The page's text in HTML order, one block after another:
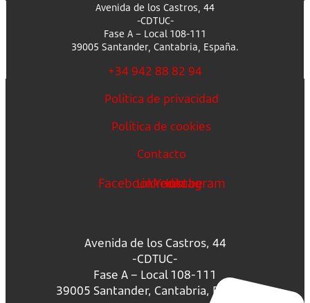
Avenida de los Castros, 44
-CDTUC-
Fase A – Local 108-111
39005 Santander, Cantabria, España.
+34 942 88 82 94
Política de privacidad
Política de cookies
Contacto
FacebookLinkedin
Youtube
Instagram
Avenida de los Castros, 44
-CDTUC-
Fase A – Local 108-111
39005 Santander, Cantabria, España.